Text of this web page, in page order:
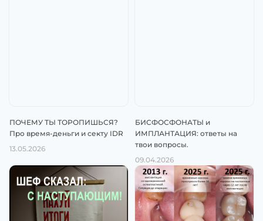
ПОЧЕМУ ТЫ ТОРОПИШЬСЯ?
Про время-деньги и секту IDR
13.05.2026
БИСФОСФОНАТЫ и
ИМПЛАНТАЦИЯ: ответы на
твои вопросы.
09.04.2026